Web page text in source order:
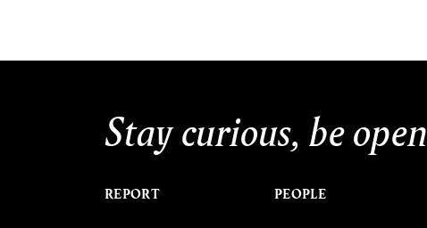
Stay curious, be open
REPORT PEOPLE